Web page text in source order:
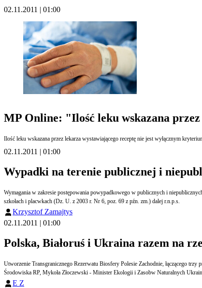
02.11.2011 | 01:00
MP Online: "Ilość leku wskazana
Ilość leku wskazana przez lekarza wystawiającego receptę nie jest wyłącznym
02.11.2011 | 01:00
Wypadki na terenie publicznej i
Wymagania w zakresie postępowania powypadkowego w publicznych i
szkołach i placwkach (Dz. U. z 2003 r. Nr 6, poz. 69 z pźn. zm.) dalej r.n.p.s.
Krzysztof Zamajtys
02.11.2011 | 01:00
Polska, Białoruś i Ukraina razem na
Utworzenie Transgranicznego Rezerwatu Biosfery Polesie Zachodnie, łączącego
Środowiska RP, Mykoła Złoczewski - Minister Ekologii i Zasobw Naturalnych
E Z